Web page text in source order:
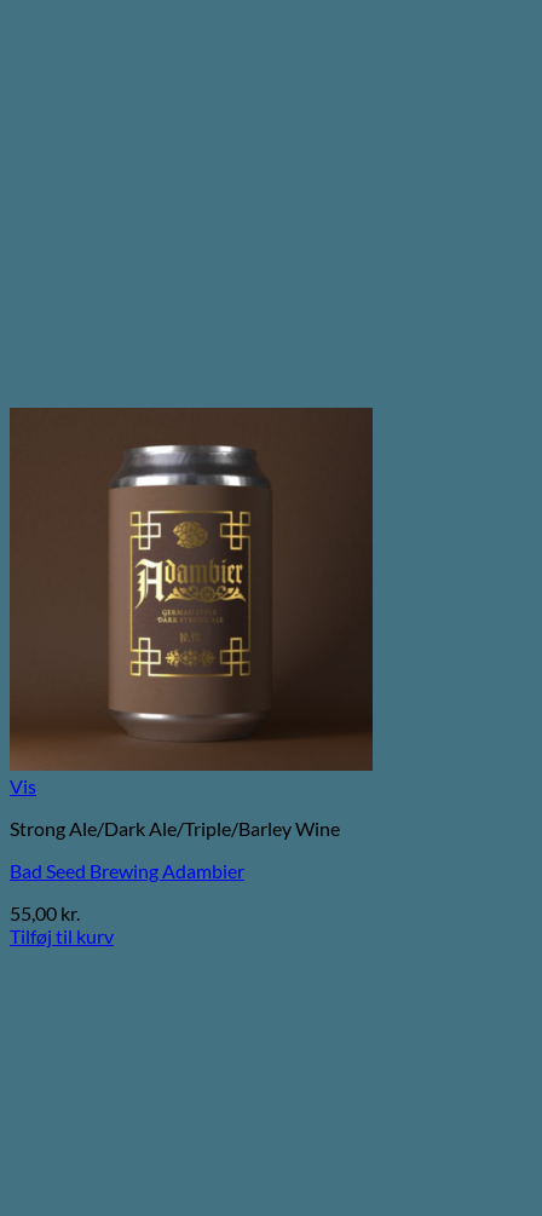
Vis
Strong Ale/Dark Ale/Triple/Barley Wine
Bad Seed Brewing Adambier
55,00 kr.
Tilføj til kurv